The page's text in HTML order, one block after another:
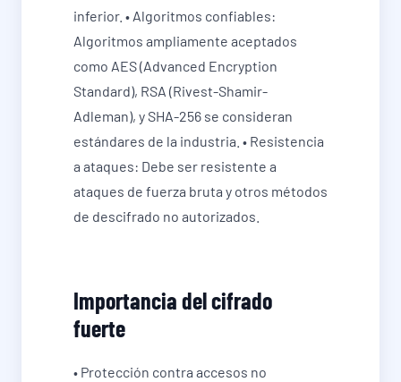
inferior. • Algoritmos confiables:
Algoritmos ampliamente aceptados
como AES (Advanced Encryption
Standard), RSA (Rivest-Shamir-
Adleman), y SHA-256 se consideran
estándares de la industria. • Resistencia
a ataques: Debe ser resistente a
ataques de fuerza bruta y otros métodos
de descifrado no autorizados.
Importancia del cifrado
fuerte
• Protección contra accesos no